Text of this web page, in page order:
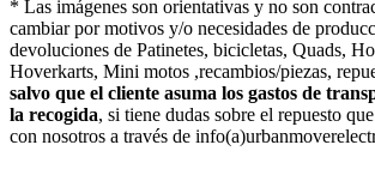
* Las imágenes son orientativas y no son
cambiar por motivos y/o necesidades de
devoluciones de Patinetes, bicicletas, Quads,
Hoverkarts, Mini motos ,recambios/piezas,
salvo que el cliente asuma los gastos de
la recogida, si tiene dudas sobre el repuesto
con nosotros a través de